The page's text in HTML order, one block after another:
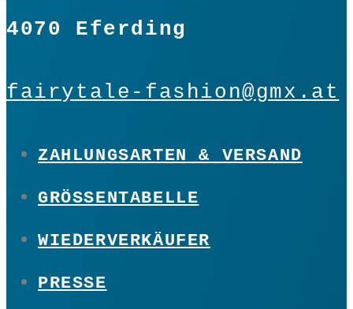
4070 Eferding
fairytale-fashion@gmx.at
ZAHLUNGSARTEN & VERSAND
GRÖSSENTABELLE
WIEDERVERKÄUFER
PRESSE